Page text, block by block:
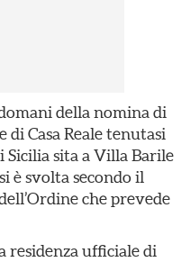
della nomina di
di Casa Reale tenutasi
Sicilia sita a Villa Barile
è svolta secondo il
che prevede
residenza ufficiale di